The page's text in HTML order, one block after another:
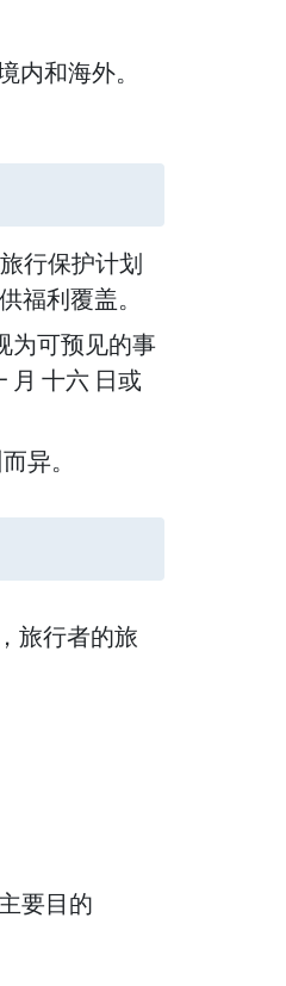
和海外。
行保护计划
福利覆盖。
为可预见的事
月 十六 日或
异。
旅行者的旅
要目的